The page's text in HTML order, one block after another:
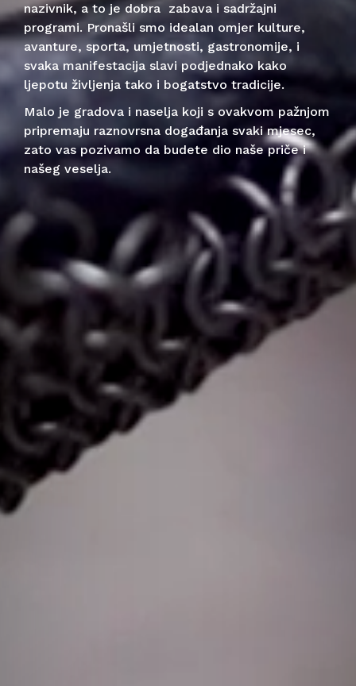
nazivnik, a to je dobra zabava i sadržajni
programi. Pronašli smo idealan omjer kulture,
avanture, sporta, umjetnosti, gastronomije, i
svaka manifestacija slavi podjednako kako
ljepotu življenja tako i bogatstvo tradicije.
Malo je gradova i naselja koji s ovakvom pažnjom
pripremaju raznovrsna događanja svaki mjesec,
zato vas pozivamo da budete dio naše priče i
našeg veselja.